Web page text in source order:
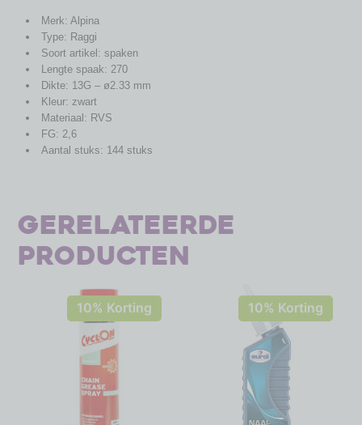
Merk: Alpina
Type: Raggi
Soort artikel: spaken
Lengte spaak: 270
Dikte: 13G – ø2.33 mm
Kleur: zwart
Materiaal: RVS
FG: 2,6
Aantal stuks: 144 stuks
Gerelateerde
producten
10% Korting 10% Korting